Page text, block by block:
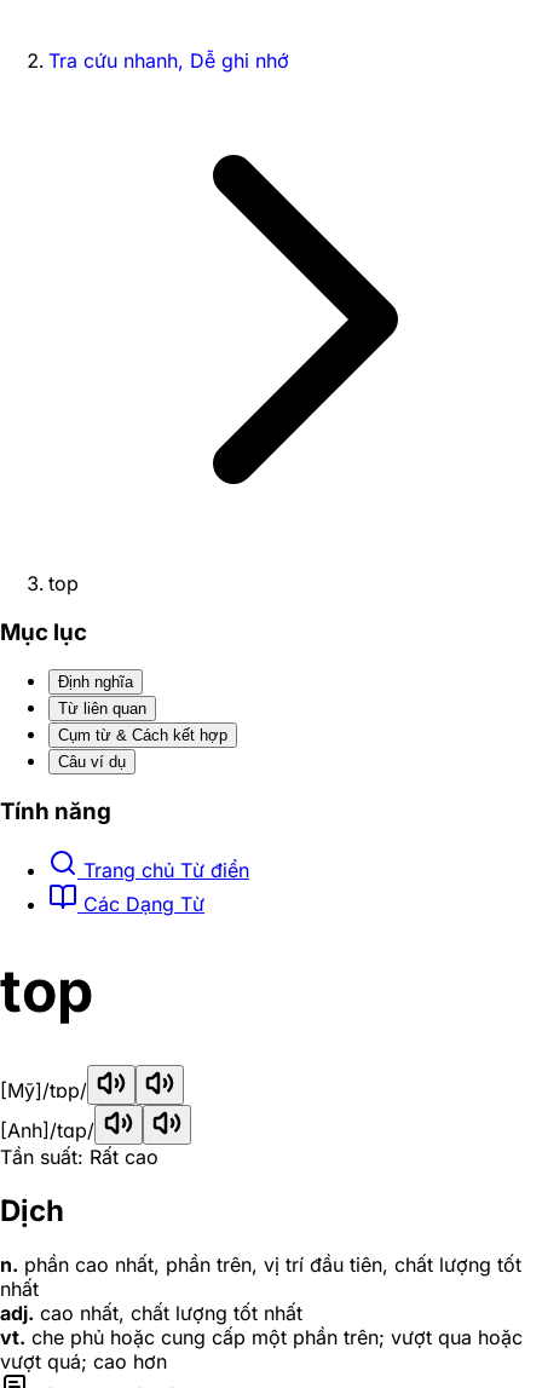
Tra cứu nhanh, Dễ ghi nhớ
top
Mục lục
Định nghĩa
Từ liên quan
Cụm từ & Cách kết hợp
Câu ví dụ
Tính năng
Trang chủ Từ điển
Các Dạng Từ
top
[Mỹ]/tɒp/
[Anh] /tɑp/
Tần suất: Rất cao
Dịch
n. phần cao nhất, phần trên, vị trí đầu tiên, chất lượng tốt
nhất
adj. cao nhất, chất lượng tốt nhất
vt. che phủ hoặc cung cấp một phần trên; vượt qua hoặc
vượt quá; cao hơn